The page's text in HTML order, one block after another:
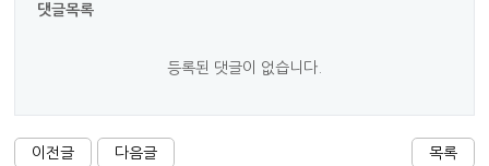
댓글목록
등록된 댓글이 없습니다.
이전글 다음글 목록